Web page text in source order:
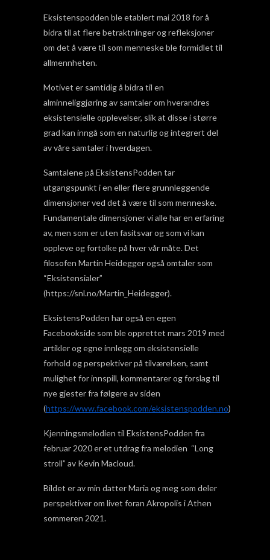
Eksistenspodden ble etablert mai 2018 for å
bidra til at flere betraktninger og refleksjoner
om det å være til som menneske ble formidlet til
allmennheten.
Motivet er samtidig å bidra til en
alminneliggjøring av samtaler om hverandres
eksistensielle opplevelser, slik at disse i større
grad kan inngå som en naturlig og integrert del
av våre samtaler i hverdagen.
Samtalene på EksistensPodden tar
utgangspunkt i en eller flere grunnleggende
dimensjoner ved det å være til som menneske.
Fundamentale dimensjoner vi alle har en erfaring
av, men som er uten fasitsvar og som vi kan
oppleve og fortolke på hver vår måte. Det
filosofen Martin Heidegger også omtaler som
“Eksistensialer”
(https://snl.no/Martin_Heidegger).
EksistensPodden har også en egen
Facebookside som ble opprettet mars 2019 med
artikler og egne innlegg om eksistensielle
forhold og perspektiver på tilværelsen, samt
mulighet for innspill, kommentarer og forslag til
nye gjester fra følgere av siden
(https://www.facebook.com/eksistenspodden.no)
Kjenningsmelodien til EksistensPodden fra
februar 2020 er et utdrag fra melodien “Long
stroll” av Kevin Macloud.
Bildet er av min datter Maria og meg som deler
perspektiver om livet foran Akropolis i Athen
sommeren 2021.